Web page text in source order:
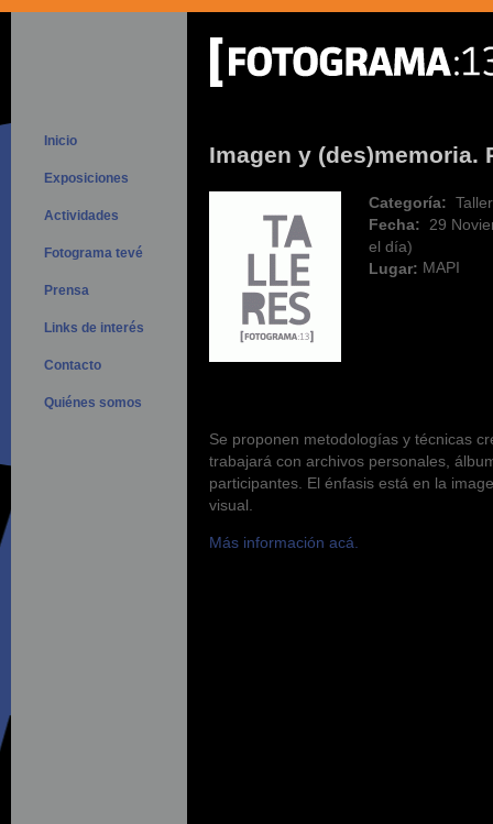
Imagen y (des)memoria.
Categoría:
Fecha:
29
el día)
Lugar: MAPI
Se proponen metodologías y técnicas
trabajará con archivos personales,
participantes. El énfasis está en la
visual.
Más información acá.
Inicio
Exposiciones
Actividades
Fotograma tevé
Prensa
Links de interés
Contacto
Quiénes somos